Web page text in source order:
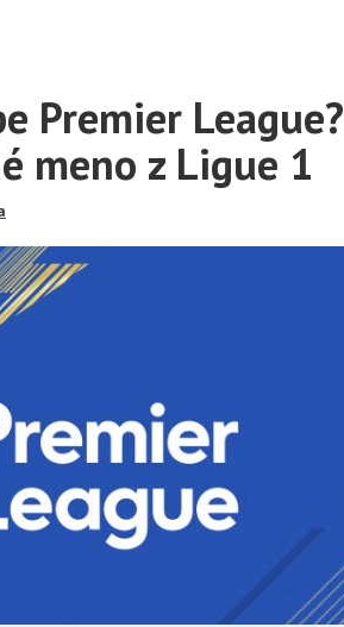
Premier League?
meno z Ligue 1